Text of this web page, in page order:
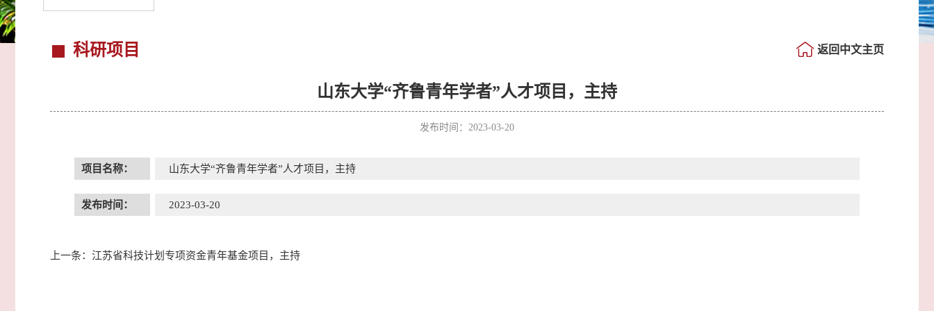
科研项目 返回中文主页
山东大学“齐鲁青年学者”人才项目，主持
发布时间：2023-03-20
项目名称： 山东大学“齐鲁青年学者”人才项目，主持
发布时间： 2023-03-20
上一条： 江苏省科技计划专项资金青年基金项目，主持